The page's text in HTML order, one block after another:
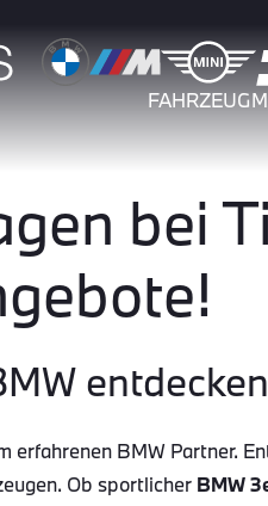
bei
erfahrenen BMW Partner.
Ob sportlicher BMW